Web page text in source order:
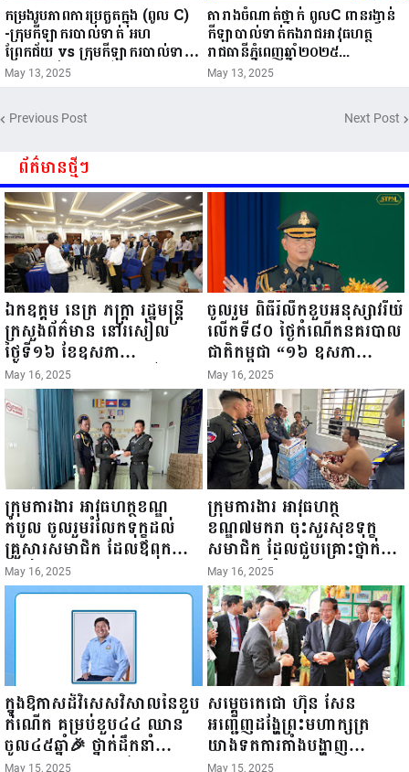
កម្រងរូបភាពការប្រកួតក្នុង (ពូល C)
-ក្រុមកីឡាករបាល់ទាត់ អហ
ព្រែកជ័យ vs ក្រុមកីឡាករបាល់ទាត់
អហ គ្រុឌជ័យ -ក្រុមកីឡាករបាល់ទាត់
អហ ពោធិសែនជ័យ vs ក្រុមកីឡាក
របាល់ទាត់ អហ រាជគ្រុឌ ថ្ងៃទី១៣ ខែ
ឧសភា ឆ្នាំ២០២៥...
May 13, 2025
តារាងចំណាត់ថ្នាក់ ពូលC ពានរង្វាន់
កីឡាបាល់ទាត់កងរាជអាវុធហត្ថ
រាជធានីភ្នំពេញឆ្នាំ២០២៥...
May 13, 2025
Previous Post Next Post
ព័ត៌មានថ្មីៗ
ឯកឧត្តម នេត្រ ភក្ត្រា រដ្ឋមន្ត្រី
ក្រសួងព័ត៌មាន នៅរសៀល
ថ្ងៃទី១៦ ខែឧសភា
ឆ្នាំ២០២៥នេះ បានអញ្ជើញចុះ
ធ្វើជំរឿនថ្នាក់ដឹកនាំមន្ត្រីរាជ
ការស៉ីវិល នៃក្រសួងព័ត៌មាន...
May 16, 2025
ចូលរួម ពិធីរំលឹកខួបអនុស្សាវរីយ៍
លើកទី៨០ ថ្ងៃកំណើតនគរបាល
ជាតិកម្ពុជា “១៦ ឧសភា
១៩៤៥ ~ ១៦ ឧសភា
២០២៥”...
May 16, 2025
ក្រុមការងារ អាវុធហត្ថខណ្ឌ
កំបូល ចូលរួមរំលែកទុក្ខដល់
គ្រួសារសមាជិក ដែលឪពុកក្មេក
របស់លោកទទួលមរណៈភាព!
May 16, 2025
ក្រុមការងារ អាវុធហត្ថ
ខណ្ឌ៧មករា ចុះសួរសុខទុក្ខ
សមាជិក ដែលជួបគ្រោះថ្នាក់
ចរាចរណ៍ កំពុងសម្រាកព្យាបាល
នៅមន្ទីរពេទ្យ!
May 16, 2025
ក្នុងឱកាសដ៏វិសេសវិសាលនៃខួប
កំណើត គម្រប់ខួប៤៤ ឈាន
ចូល៤៥ឆ្នាំ🎉 ថ្នាក់ដឹកនាំ
May 15, 2025
សម្តេចតេជោ ហ៊ុន សែន
អញ្ជើញដង្ហែព្រះមហាក្សត្រ
យាងទតការតាំងបង្ហាញ
May 15, 2025